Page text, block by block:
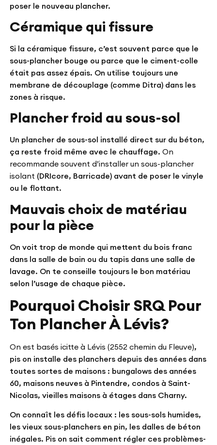
poser le nouveau plancher.
Céramique qui fissure
Si la céramique fissure, c’est souvent parce que le
sous-plancher bouge ou parce que le ciment-colle
était pas assez épais. On utilise toujours une
membrane de découplage (comme Ditra) dans les
zones à risque.
Plancher froid au sous-sol
Un plancher de sous-sol installé direct sur du béton,
ça reste froid même avec le chauffage. On
recommande souvent d’installer un sous-plancher
isolant (DRIcore, Barricade) avant de poser le vinyle
ou le flottant.
Mauvais choix de matériau
pour la pièce
On voit trop de monde qui mettent du bois franc
dans la salle de bain ou du tapis dans une salle de
lavage. On te conseille toujours le bon matériau
selon l’usage de chaque pièce.
Pourquoi Choisir SRQ Pour
Ton Plancher À Lévis?
On est basés icitte à Lévis (2552 chemin du Fleuve),
pis on installe des planchers depuis des années dans
toutes sortes de maisons : bungalows des années
60, maisons neuves à Pintendre, condos à Saint-
Nicolas, vieilles maisons à étages dans Charny.
On connaît les défis locaux : les sous-sols humides,
les vieux sous-planchers en pin, les dalles de béton
inégales. Pis on sait comment régler ces problèmes-